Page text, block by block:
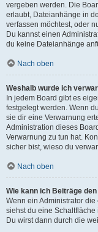
vergeben werden. Die
erlaubt, Dateianhänge in
verfassen möchtest, oder
Du kannst einen
du keine Dateianhänge
Nach oben
Weshalb wurde ich
In jedem Board gibt es
festgelegt werden. Wenn
sie dir eine Verwarnung
Administration dieses
Verwarnung zu tun hat.
sicher bist, wieso du
Nach oben
Wie kann ich Beiträge
Wenn ein Administrator
siehst du eine
Du wirst dann durch die